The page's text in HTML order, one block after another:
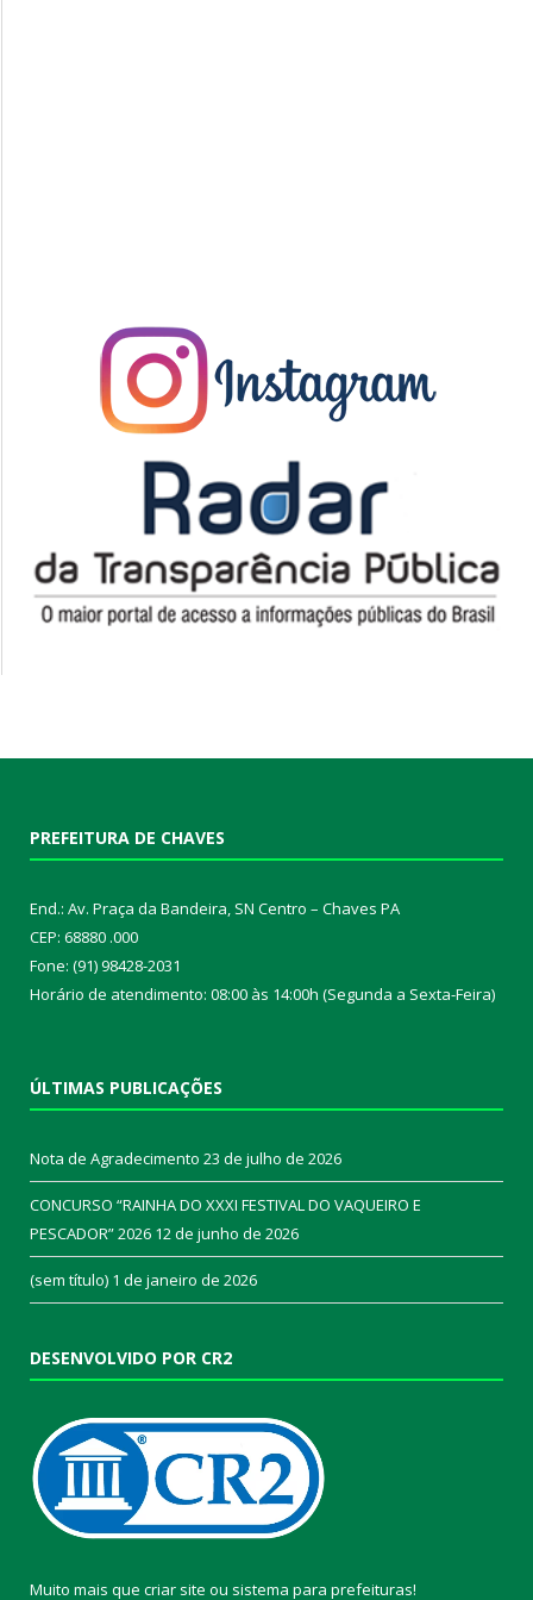
PREFEITURA DE CHAVES
End.: Av. Praça da Bandeira, SN Centro – Chaves PA
CEP: 68880 .000
Fone: (91) 98428-2031
Horário de atendimento: 08:00 às 14:00h (Segunda a Sexta-Feira)
ÚLTIMAS PUBLICAÇÕES
Nota de Agradecimento 23 de julho de 2026
CONCURSO “RAINHA DO XXXI FESTIVAL DO VAQUEIRO E
PESCADOR” 2026 12 de junho de 2026
(sem título) 1 de janeiro de 2026
DESENVOLVIDO POR CR2
Muito mais que criar site ou sistema para prefeituras!